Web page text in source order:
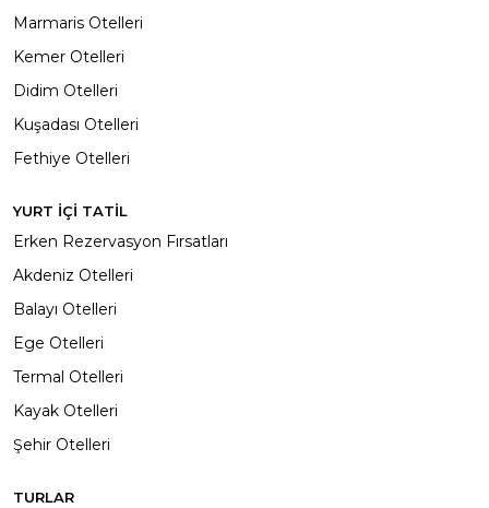
Marmaris Otelleri
Kemer Otelleri
Didim Otelleri
Kuşadası Otelleri
Fethiye Otelleri
YURT İÇİ TATİL
Erken Rezervasyon Fırsatları
Akdeniz Otelleri
Balayı Otelleri
Ege Otelleri
Termal Otelleri
Kayak Otelleri
Şehir Otelleri
TURLAR